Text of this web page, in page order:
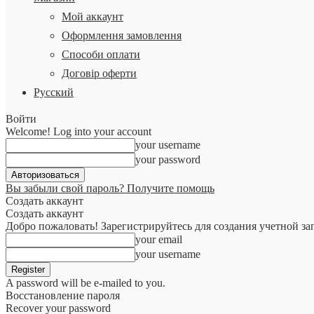
Мой аккаунт
Оформлення замовлення
Способи оплати
Договір оферти
Русский
Войти
Welcome! Log into your account
your username
your password
Вы забыли свой пароль? Получите помощь
Создать аккаунт
Создать аккаунт
Добро пожаловать! Зарегистрируйтесь для создания учетной
your email
your username
A password will be e-mailed to you.
Восстановление пароля
Recover your password